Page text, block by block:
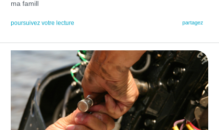
ma famill
poursuivez votre lecture partagez